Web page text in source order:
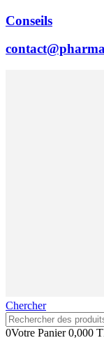
Conseils
Chercher
0Votre Panier0,000